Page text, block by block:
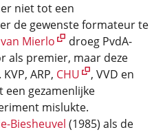
niet tot een
de gewenste formateur te
Mierlo
droeg PvdA-
als premier, maar deze
ARP, CHU
, VVD en
een gezamenlijke
mislukte.
Biesheuvel (1985) als de